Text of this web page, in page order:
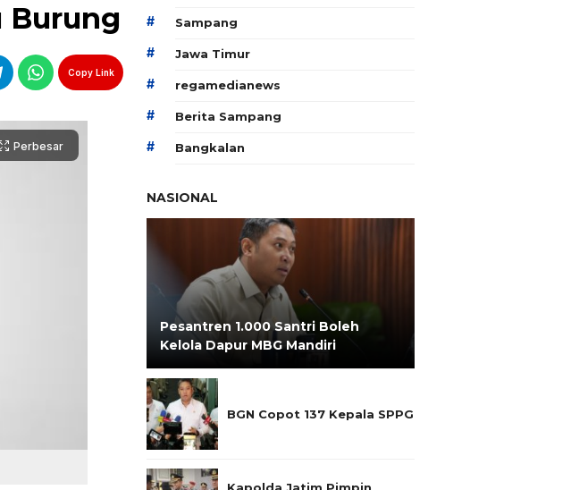
Burung
Copy Link
Perbesar
# Sampang
# Jawa Timur
# regamedianews
# Berita Sampang
# Bangkalan
NASIONAL
Pesantren 1.000 Santri Boleh
Kelola Dapur MBG Mandiri
BGN Copot 137 Kepala SPPG
Kapolda Jatim Pimpin